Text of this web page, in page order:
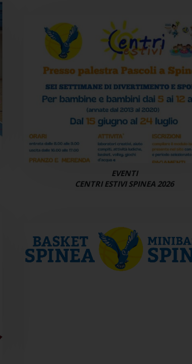
EVENTI
CENTRI ESTIVI SPINEA 2026